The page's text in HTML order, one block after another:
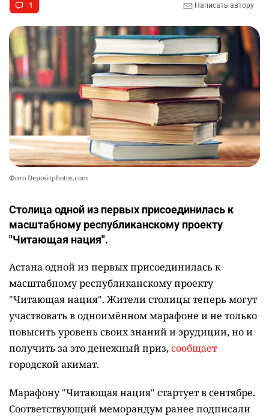
1 Написать автору
Фото Depositphotos.com
Столица одной из первых присоединилась к
масштабному республиканскому проекту
"Читающая нация".
Астана одной из первых присоединилась к
масштабному республиканскому проекту
"Читающая нация". Жители столицы теперь могут
участвовать в одноимённом марафоне и не только
повысить уровень своих знаний и эрудиции, но и
получить за это денежный приз, сообщает
городской акимат.
Марафону "Читающая нация" стартует в сентябре.
Соответствующий меморандум ранее подписали